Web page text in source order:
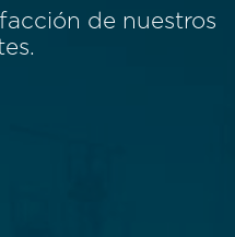
de nuestros